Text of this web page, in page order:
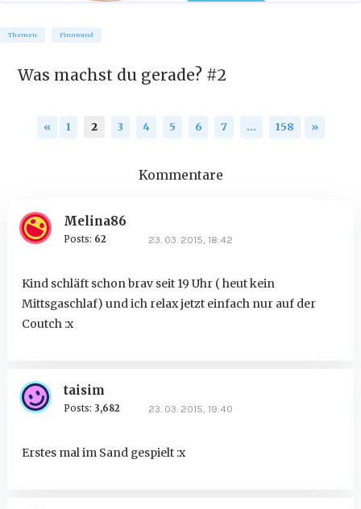
Themen Pinnwand
Was machst du gerade? #2
« 1 2 3 4 5 6 7 … 158 »
Kommentare
Melina86
Posts: 62 23. 03. 2015, 18:42
Kind schläft schon brav seit 19 Uhr ( heut kein
Mittsgaschlaf) und ich relax jetzt einfach nur auf der
Coutch :x
taisim
Posts: 3,682 23. 03. 2015, 19:40
Erstes mal im Sand gespielt :x